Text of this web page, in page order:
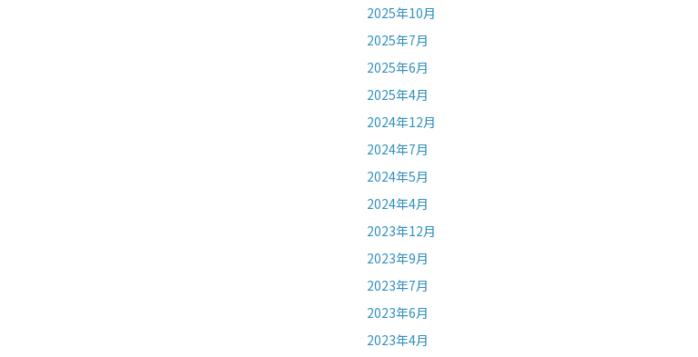
2025年10月
2025年7月
2025年6月
2025年4月
2024年12月
2024年7月
2024年5月
2024年4月
2023年12月
2023年9月
2023年7月
2023年6月
2023年4月